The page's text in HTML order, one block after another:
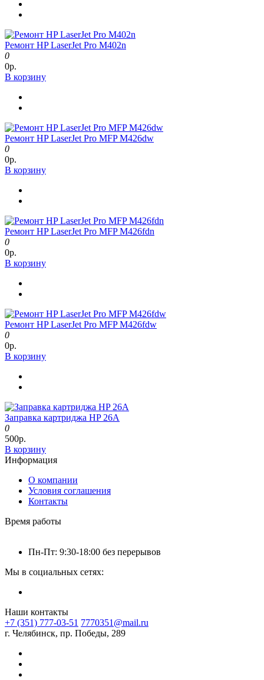
Ремонт HP LaserJet Pro M402n
0
0р.
В корзину
Ремонт HP LaserJet Pro MFP M426dw
0
0р.
В корзину
Ремонт HP LaserJet Pro MFP M426fdn
0
0р.
В корзину
Ремонт HP LaserJet Pro MFP M426fdw
0
0р.
В корзину
Заправка картриджа HP 26A
0
500р.
В корзину
Информация
О компании
Условия соглашения
Контакты
Время работы
Пн-Пт: 9:30-18:00 без перерывов
Мы в социальных сетях:
Наши контакты
+7 (351) 777-03-51 7770351@mail.ru
г. Челябинск, пр. Победы, 289